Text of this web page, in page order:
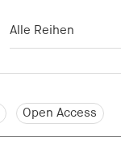
Open Access